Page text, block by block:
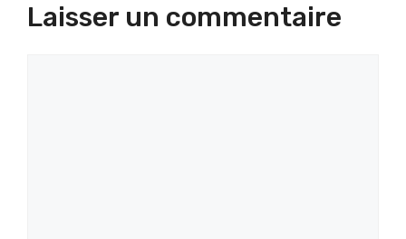
Laisser un commentaire